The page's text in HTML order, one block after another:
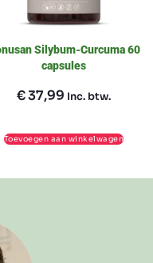
Silybum-Curcuma 60
capsules
€37,99 Inc. btw.
Toevoegen aan winkelwagen